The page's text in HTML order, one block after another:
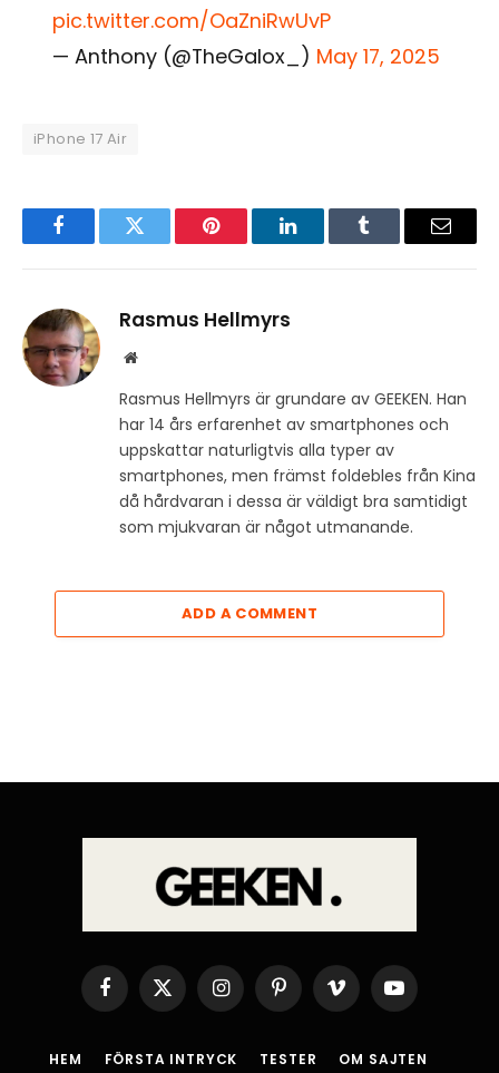
pic.twitter.com/OaZniRwUvP
— Anthony (@TheGalox_) May 17, 2025
iPhone 17 Air
FacebookTwitter Pinterest LinkedInTumblr Email
Rasmus Hellmyrs
Website
Rasmus Hellmyrs är grundare av GEEKEN. Han
har 14 års erfarenhet av smartphones och
uppskattar naturligtvis alla typer av
smartphones, men främst foldebles från Kina
då hårdvaran i dessa är väldigt bra samtidigt
som mjukvaran är något utmanande.
ADD A COMMENT
Facebook
X
(Twitter)
InstagramPinterestVimeo YouTube
HEM FÖRSTA INTRYCK TESTER OM SAJTEN